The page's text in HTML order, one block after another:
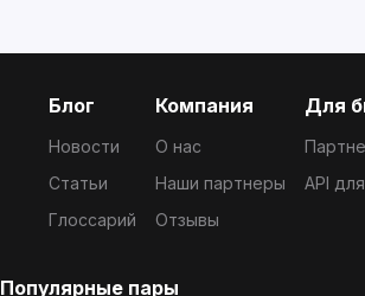
Блог
Новости
Статьи
Глоссарий
Компания
О нас
Наши партнеры
Отзывы
Для
API
Популярные пары